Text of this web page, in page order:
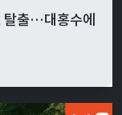
탈출…대홍수에